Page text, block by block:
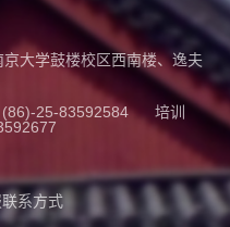
大学鼓楼校区西南楼、逸夫
25-83592584
培训
系方式